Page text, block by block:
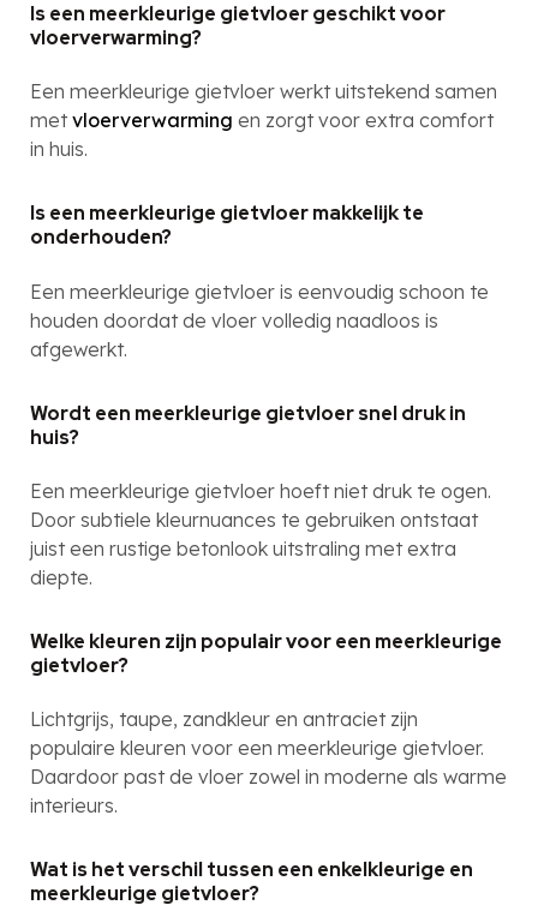
Is een meerkleurige gietvloer geschikt voor
vloerverwarming?
Een meerkleurige gietvloer werkt uitstekend samen
metvloerverwarmingen zorgt voor extra comfort
in huis.
Is een meerkleurige gietvloer makkelijk te
onderhouden?
Een meerkleurige gietvloer is eenvoudig schoon te
houden doordat de vloer volledig naadloos is
afgewerkt.
Wordt een meerkleurige gietvloer snel druk in
huis?
Een meerkleurige gietvloer hoeft niet druk te ogen.
Door subtiele kleurnuances te gebruiken ontstaat
juist een rustige betonlook uitstraling met extra
diepte.
Welke kleuren zijn populair voor een meerkleurige
gietvloer?
Lichtgrijs, taupe, zandkleur en antraciet zijn
populaire kleuren voor een meerkleurige gietvloer.
Daardoor past de vloer zowel in moderne als warme
interieurs.
Wat is het verschil tussen een enkelkleurige en
meerkleurige gietvloer?